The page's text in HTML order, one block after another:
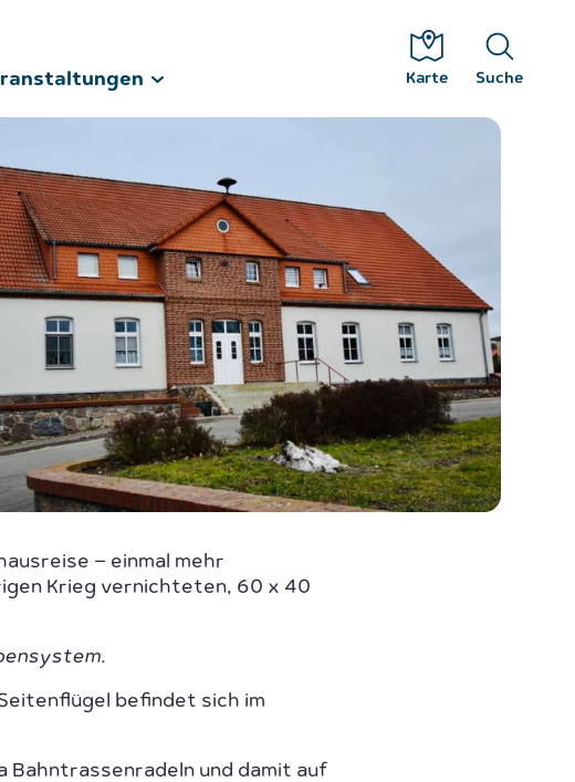
Karte Suche
– einmal mehr
Krieg vernichteten, 60 x 40
befindet sich im
und damit auf